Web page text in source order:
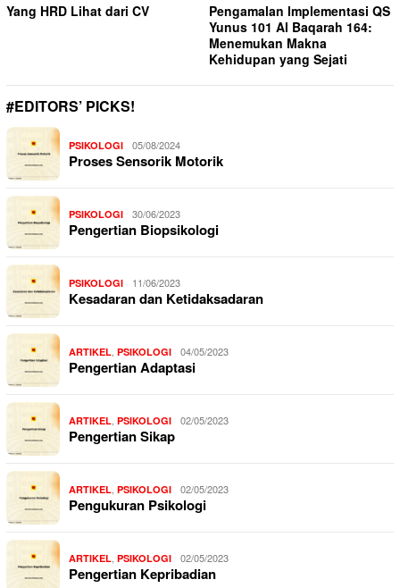
Yang HRD Lihat dari CV
Pengamalan Implementasi QS
Yunus 101 Al Baqarah 164:
Menemukan Makna
Kehidupan yang Sejati
#EDITORS’ PICKS!
PSIKOLOGI 05/08/2024
Proses Sensorik Motorik
PSIKOLOGI 30/06/2023
Pengertian Biopsikologi
PSIKOLOGI 11/06/2023
Kesadaran dan Ketidaksadaran
ARTIKEL PSIKOLOGI 04/05/2023
Pengertian Adaptasi
ARTIKEL PSIKOLOGI 02/05/2023
Pengertian Sikap
ARTIKEL PSIKOLOGI 02/05/2023
Pengukuran Psikologi
ARTIKEL PSIKOLOGI 02/05/2023
Pengertian Kepribadian